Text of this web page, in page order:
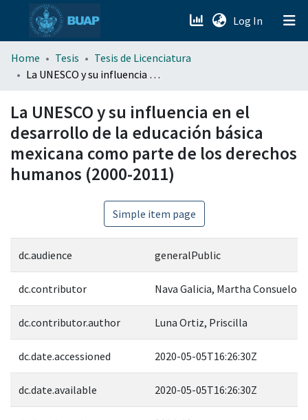
Log In (current)
menu.section.about_menu
Home Tesis
Tesis de Licenciatura
La UNESCO y su influencia en el desarrollo de la educación básica mexicana como parte de los derechos humanos (2000-2011)
La UNESCO y su influencia en el
desarrollo de la educación básica
mexicana como parte de los derechos
humanos (2000-2011)
Simple item page
dc.audience generalPublic
dc.contributor Nava Galicia, Martha Consuelo
dc.contributor.author Luna Ortiz, Priscilla
dc.date.accessioned 2020-05-05T16:26:30Z
dc.date.available 2020-05-05T16:26:30Z